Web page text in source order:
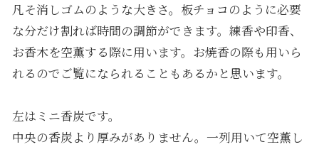
凡そ消しゴムのような大きさ。板チョコのように必要
な分だけ割れば時間の調節ができます。練香や印香、
お香木を空薫する際に用います。お焼香の際も用いら
れるのでご覧になられることもあるかと思います。
左はミニ香炭です。
中央の香炭より厚みがありません。一列用いて空薫し